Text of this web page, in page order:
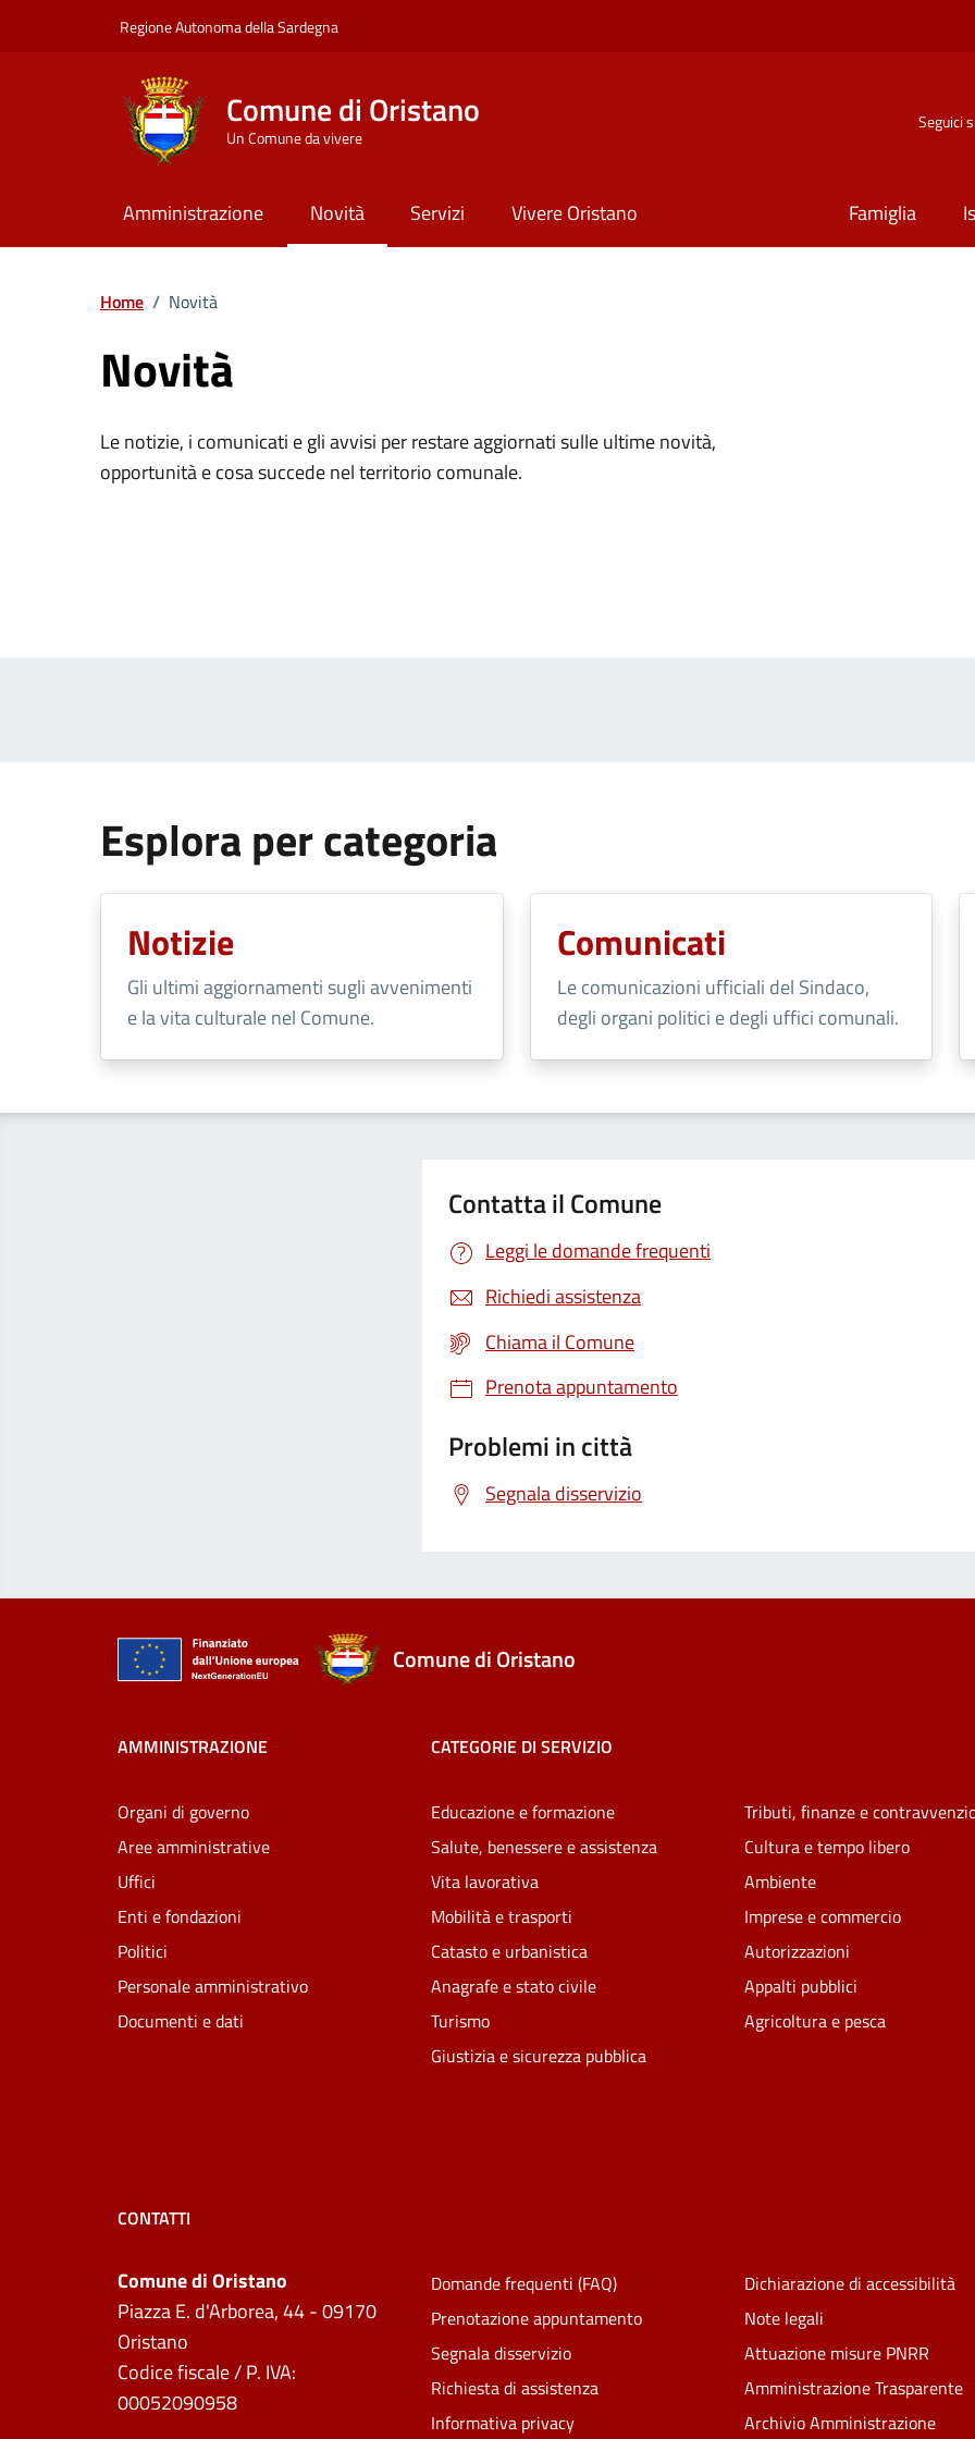
Regione Autonoma della Sardegna
Comune di Oristano
Un Comune da vivere
Seguici
Amministrazione Novità Servizi Vivere Oristano Famiglia
Home / Novità
Novità
Le notizie, i comunicati e gli avvisi per restare aggiornati sulle ultime novità,
opportunità e cosa succede nel territorio comunale.
Esplora per categoria
Notizie
Gli ultimi aggiornamenti sugli avvenimenti
e la vita culturale nel Comune.
Comunicati
Le comunicazioni ufficiali del Sindaco,
degli organi politici e degli uffici comunali.
Contatta il Comune
Leggi le domande frequenti
Richiedi assistenza
Chiama il Comune
Prenota appuntamento
Problemi in città
Segnala disservizio
Comune di Oristano
AMMINISTRAZIONE
Organi di governo
Aree amministrative
Uffici
Enti e fondazioni
Politici
Personale amministrativo
Documenti e dati
CATEGORIE DI SERVIZIO
Educazione e formazione
Salute, benessere e assistenza
Vita lavorativa
Mobilità e trasporti
Catasto e urbanistica
Anagrafe e stato civile
Turismo
Giustizia e sicurezza pubblica
Tributi, finanze e
Cultura e tempo libero
Ambiente
Imprese e commercio
Autorizzazioni
Appalti pubblici
Agricoltura e pesca
CONTATTI
Comune di Oristano
Piazza E. d'Arborea, 44 - 09170
Oristano
Codice fiscale / P. IVA:
00052090958
Domande frequenti (FAQ)
Prenotazione appuntamento
Segnala disservizio
Richiesta di assistenza
Informativa privacy
Dichiarazione di accessibilità
Note legali
Attuazione misure PNRR
Amministrazione Trasparente
Archivio Amministrazione